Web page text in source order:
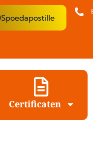
Spoedapostille
Certificaten